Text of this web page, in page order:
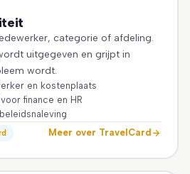
categorie of afdeling.
uitgegeven en grijpt in
wordt.
en kostenplaats
finance en HR
Meer over TravelCard